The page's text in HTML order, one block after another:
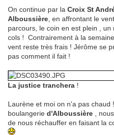
On continue par la Croix St
Alboussière , en affrontant le
parcours, le coin en est plein ,
cols ! Contrairement à la
vent reste très frais ! Jérôme se
pas comment il fait !
La justice tranchera !
Laurène et moi on n'a pas
boulangerie d'Alboussière ,
de nous réchauffer en faisant la